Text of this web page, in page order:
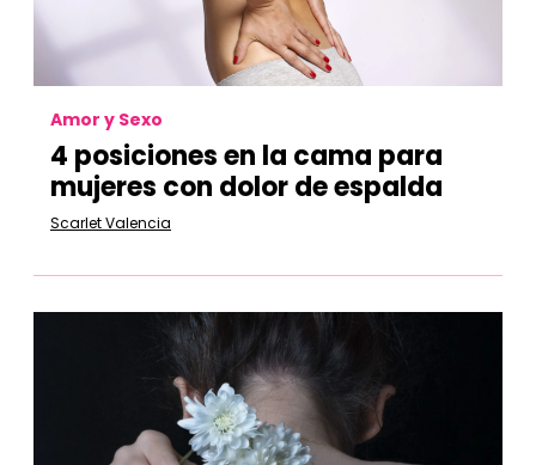
Amor y Sexo
4 posiciones en la cama para
mujeres con dolor de espalda
Scarlet Valencia